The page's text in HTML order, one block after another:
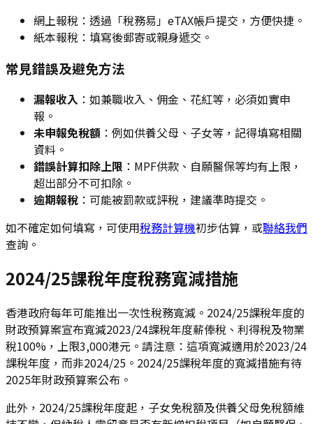
網上報稅：透過「稅務易」eTAX帳戶提交，方便快捷。
紙本報稅：填寫後郵寄或親身遞交。
常見錯誤及避免方法
漏報收入 ：如兼職收入、佣金、花紅等，必須如實申
報。
未申報免稅額 ：例如供養父母、子女等，記得填寫相關
資料。
錯誤計算扣除上限 ：MPF供款、自願醫保等均有上限，
超出部分不可扣除。
逾期報稅 ：可能被罰款或評稅，建議準時提交。
如不確定如何填寫，可使用稅務計算機初步估算，或聯絡我們
查詢。
2024/25課稅年度稅務寬減措施
香港政府每年可能推出一次性稅務寬減。2024/25課稅年度的
財政預算案宣布寬減2023/24課稅年度薪俸稅、利得稅及物業
稅100%，上限3,000港元。請注意：這項寬減適用於2023/24
課稅年度，而非2024/25。2024/25課稅年度的寬減措施有待
2025年財政預算案公布。
此外，2024/25課稅年度起，子女免稅額及供養父母免稅額維